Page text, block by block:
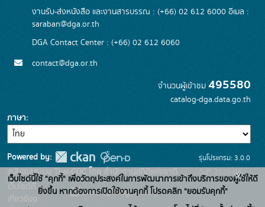
งานรับ-ส่งหนังสือ และงานสารบรรณ : (+66) 02 612 6000 อีเมล :
saraban@dga.or.th
DGA Contact Center : (+66) 02 612 6060
contact@dga.or.th
จำนวนผู้เข้าชม 495580
catalog-dga.data.go.th
ภาษา
Powered by:
สนับสนุนระบบ Thai-GDC โดย สำนักงานสถิติแห่งชาติ
เว็บไซต์ที่
เกี่ยวข้อง:
ระบบบัญชีข้อมูลภาครัฐ
รุ่นโปรแกรม: 3.0.0
วันที่: 2025-06-
26
เว็บไซต์นี้ใช้ "คุกกี้" เพื่อวัตถุประสงค์ในการพัฒนาการเข้าถึงบริการของผู้ใช้ให้ดี
ยิ่งขึ้น หากต้องการเปิดใช้งานคุกกี้ โปรดคลิก "ยอมรับคุกกี้"
x